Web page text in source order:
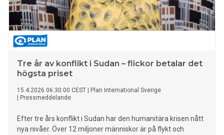
Tre år av konflikt i Sudan – flickor betalar det
högsta priset
15.4.2026 06:30:00 CEST
Plan International Sverige
Pressmeddelande
Efter tre års konflikt i Sudan har den humanitära krisen nått
nya nivåer. Över 12 miljoner människor är på flykt och